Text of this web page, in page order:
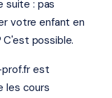
suite : pas
votre enfant en
possible.
prof.fr est
les cours